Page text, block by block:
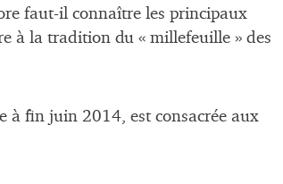
faut-il connaître les principaux
à la tradition du « millefeuille » des
à fin juin 2014, est consacrée aux